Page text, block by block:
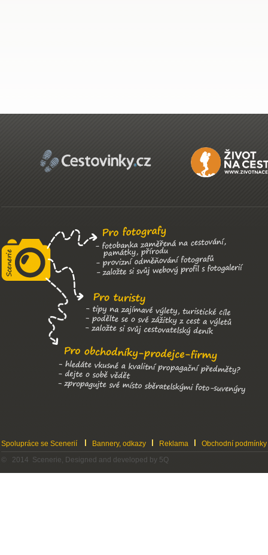
Spolupráce se Scenerií Bannery, odkazy Reklama
Obchodní podmínky
© 2014 Scenerie, Designed and developed by 5Q